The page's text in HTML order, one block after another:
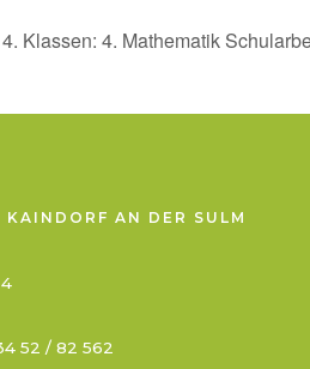
4. Klassen: 4. Mathematik
KAINDORF AN DER SULM
52 / 82 562